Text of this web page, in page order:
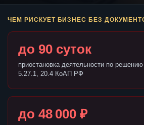
ЧЕМ РИСКУЕТ БИЗНЕС БЕЗ
до 90 суток
приостановка деятельности по
5.27.1, 20.4 КоАП РФ
до 48 000 ₽